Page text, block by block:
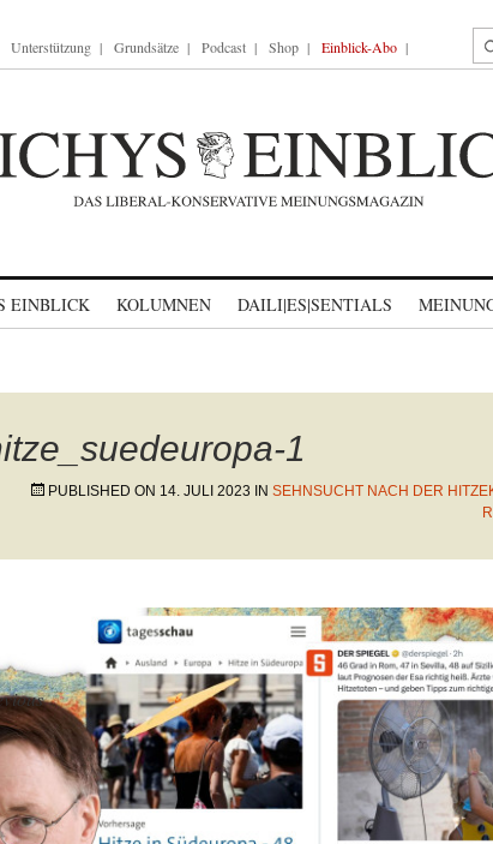
Unterstützung Grundsätze Podcast Shop Einblick-Abo
EINBLICK KOLUMNEN DAILI|ES|SENTIALS
1
PUBLISHED ON 14. JULI 2023 IN SEHNSUCHT NACH DER